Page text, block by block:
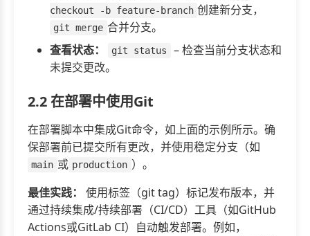
checkout -b feature-branch 创建新分支，
git merge 合并分支。
查看状态：
git status
– 检查当前分支状态和
未提交更改。
2.2 在部署中使用Git
在部署脚本中集成Git命令，如上面的示例所示。确
保部署前已提交所有更改，并使用稳定分支（如
main 或 production ）。
最佳实践：
使用标签（git tag）标记发布版本，并
通过持续集成/持续部署（CI/CD）工具（如GitHub
Actions或GitLab CI）自动触发部署。例如，